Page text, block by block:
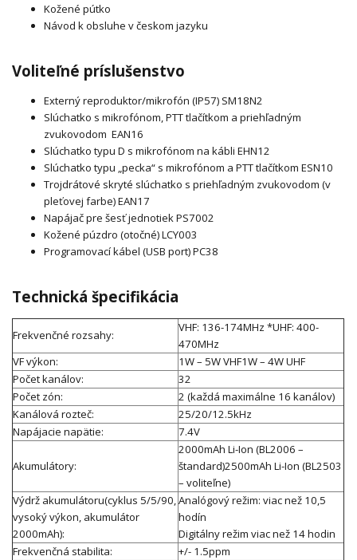
Kožené pútko
Návod k obsluhe v českom jazyku
Voliteľné príslušenstvo
Externý reproduktor/mikrofón (IP57) SM18N2
Slúchatko s mikrofónom, PTT tlačítkom a priehľadným
zvukovodom EAN16
Slúchatko typu D s mikrofónom na kábli EHN12
Slúchatko typu „pecka“ s mikrofónom a PTT tlačítkom ESN10
Trojdrátové skryté slúchatko s priehľadným zvukovodom (v
pleťovej farbe) EAN17
Napájač pre šesť jednotiek PS7002
Kožené púzdro (otočné) LCY003
Programovací kábel (USB port) PC38
Technická špecifikácia
Frekvenčné rozsahy:
VHF: 136-174MHz *UHF: 400-
470MHz
VF výkon:
1W – 5W VHF1W – 4W UHF
Počet kanálov:
32
Počet zón:
2 (každá maximálne 16 kanálov)
Kanálová rozteč:
25/20/12.5kHz
Napájacie napätie:
7.4V
Akumulátory:
2000mAh Li-Ion (BL2006 –
štandard)2500mAh Li-Ion (BL2503
– voliteľne)
Výdrž akumulátoru(cyklus 5/5/90,
vysoký výkon, akumulátor
2000mAh):
Analógový režim: viac než 10,5
hodín
Digitálny režim viac než 14 hodin
Frekvenčná stabilita:
+/- 1.5ppm